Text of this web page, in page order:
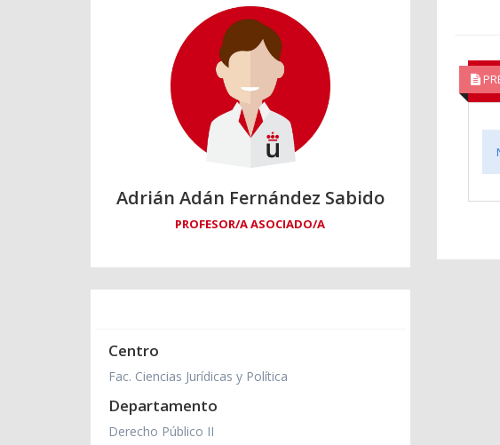
Adrián Adán Fernández Sabido
PROFESOR/A ASOCIADO/A
Centro
Fac. Ciencias Jurídicas y Política
Departamento
Derecho Público II